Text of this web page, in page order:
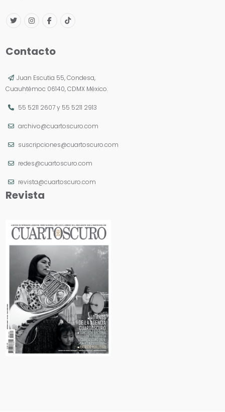
Contacto
Juan Escutia 55, Condesa,
Cuauhtémoc 06140, CDMX México.
55 5211 2607y 55 5211 2913
archivo@cuartoscuro.com
suscripciones@cuartoscuro.com
redes@cuartoscuro.com
revista@cuartoscuro.com
Revista